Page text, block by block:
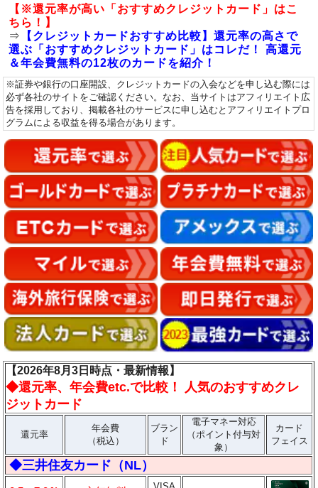
【※還元率が高い「おすすめクレジットカード」はこ
ちら！】
⇒
【クレジットカードおすすめ比較】還元率の高さで
選ぶ「おすすめクレジットカード」はコレだ！ 高還元
＆年会費無料の12枚のカードを紹介！
※証券や銀行の口座開設、クレジットカードの入会などを申し込む際には
必ず各社のサイトをご確認ください。なお、当サイトはアフィリエイト広
告を採用しており、掲載各社のサービスに申し込むとアフィリエイトプロ
グラムによる収益を得る場合があります。
【2026年8月3日時点・最新情報】
◆還元率、年会費etc.で比較！ 人気のおすすめクレ
ジットカード
還元率
年会費
（税込）
ブラン
ド
電子マネー対応
（ポイント付与対
象）
カード
フェイス
◆三井住友カード（NL）